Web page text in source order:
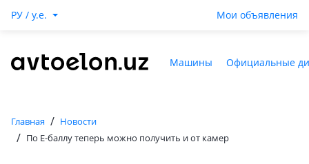
РУ / y.e. Мои объявления
Машины Официальные
Главная / Новости
/ По Е-баллу теперь можно получить и от камер